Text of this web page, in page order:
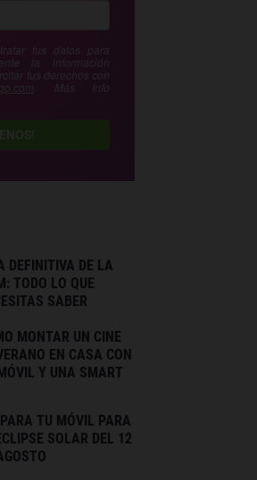
tus datos para
la información
tus derechos con
. Más Info
DEFINITIVA DE LA
TODO LO QUE
SABER
MONTAR UN CINE
EN CASA CON
Y UNA SMART
TU MÓVIL PARA
SOLAR DEL 12